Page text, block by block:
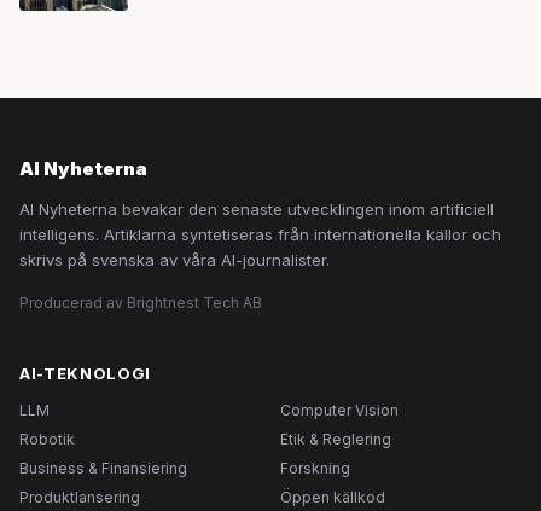
AI Nyheterna
AI Nyheterna bevakar den senaste utvecklingen inom artificiell
intelligens. Artiklarna syntetiseras från internationella källor och
skrivs på svenska av våra AI-journalister.
Producerad av Brightnest Tech AB
AI-TEKNOLOGI
LLM
Computer Vision
Robotik
Etik & Reglering
Business & Finansiering
Forskning
Produktlansering
Öppen källkod